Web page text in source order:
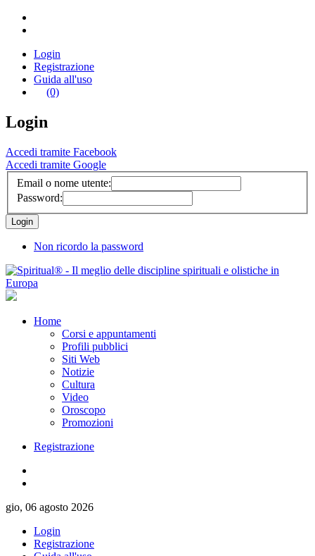
Login
Registrazione
Guida all'uso
(0)
Login
Accedi tramite Facebook
Accedi tramite Google
Email o nome utente:
Password:
Non ricordo la password
Home
Corsi e appuntamenti
Profili pubblici
Siti Web
Notizie
Cultura
Video
Oroscopo
Promozioni
Registrazione
gio, 06 agosto 2026
Login
Registrazione